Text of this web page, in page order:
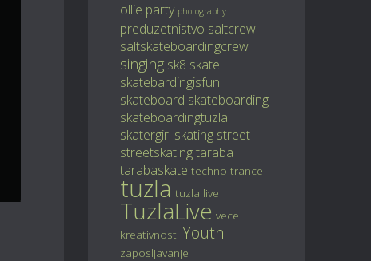
ollie party photography
preduzetnistvo saltcrew
saltskateboardingcrew
singing sk8 skate
skatebardingisfun
skateboard skateboarding
skateboardingtuzla
skatergirl skating street
streetskating taraba
tarabaskate techno trance
tuzla tuzla live
TuzlaLive vece
kreativnosti Youth
zaposljavanje